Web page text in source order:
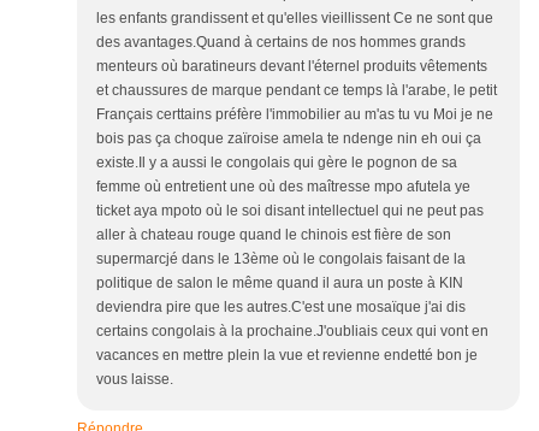
les enfants grandissent et qu'elles vieillissent Ce ne sont que
des avantages.Quand à certains de nos hommes grands
menteurs où baratineurs devant l'éternel produits vêtements
et chaussures de marque pendant ce temps là l'arabe, le petit
Français certtains préfère l'immobilier au m'as tu vu Moi je ne
bois pas ça choque zaïroise amela te ndenge nin eh oui ça
existe.Il y a aussi le congolais qui gère le pognon de sa
femme où entretient une où des maîtresse mpo afutela ye
ticket aya mpoto où le soi disant intellectuel qui ne peut pas
aller à chateau rouge quand le chinois est fière de son
supermarcjé dans le 13ème où le congolais faisant de la
politique de salon le même quand il aura un poste à KIN
deviendra pire que les autres.C'est une mosaïque j'ai dis
certains congolais à la prochaine.J'oubliais ceux qui vont en
vacances en mettre plein la vue et revienne endetté bon je
vous laisse.